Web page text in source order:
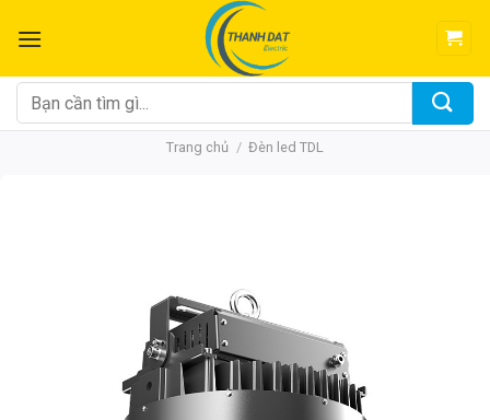
đến
dung
Tìm
kiếm:
Trang chủ / Đèn led TDL